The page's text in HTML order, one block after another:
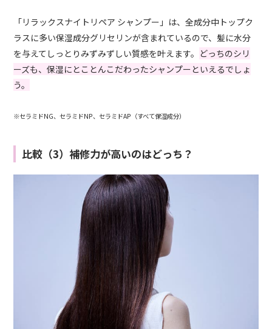
「リラックスナイトリペア シャンプー」は、全成分中トップク
ラスに多い保湿成分グリセリンが含まれているので、髪に水分
を与えてしっとりみずみずしい質感を叶えます。 どっちのシリ
ーズも、保湿にとことんこだわったシャンプーといえるでしょ
う。
※セラミドNG、セラミドNP、セラミドAP（すべて保湿成分）
比較（3）補修力が高いのはどっち？